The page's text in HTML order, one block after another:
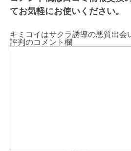
てお気軽にお使いください。
キミコイはサクラ誘導の悪質出会
評判のコメント欄